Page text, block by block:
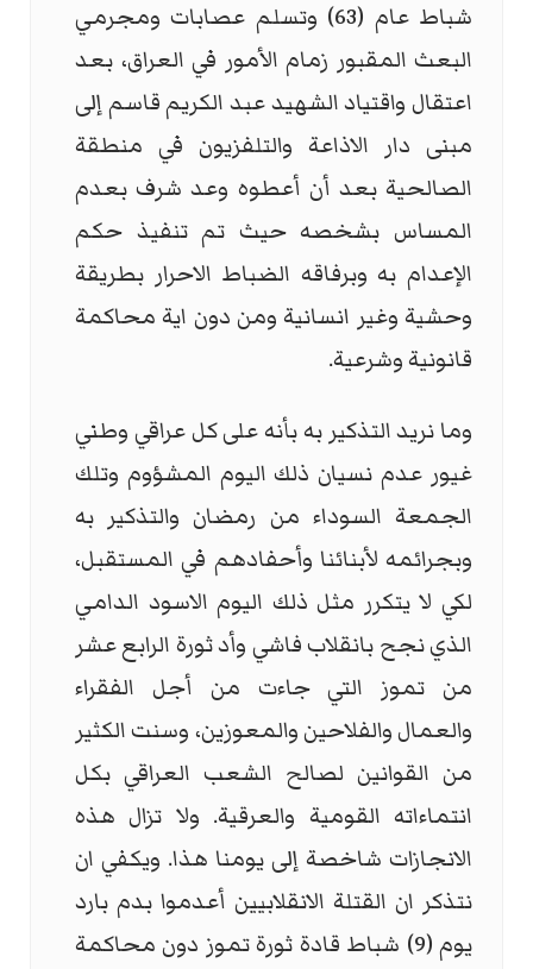
شباط عام (63) وتسلم عصابات ومجرمي
البعث المقبور زمام الأمور في العراق، بعد
اعتقال واقتياد الشهيد عبد الكريم قاسم إلى
مبنى دار الاذاعة والتلفزيون في منطقة
الصالحية بعد أن أعطوه وعد شرف بعدم
المساس بشخصه حيث تم تنفيذ حكم
الإعدام به وبرفاقه الضباط الاحرار بطريقة
وحشية وغير انسانية ومن دون اية محاكمة
قانونية وشرعية.
وما نريد التذكير به بأنه على كل عراقي وطني
غيور عدم نسيان ذلك اليوم المشؤوم وتلك
الجمعة السوداء من رمضان والتذكير به
وبجرائمه لأبنائنا وأحفادهم في المستقبل،
لكي لا يتكرر مثل ذلك اليوم الاسود الدامي
الذي نجح بانقلاب فاشي وأد ثورة الرابع عشر
من تموز التي جاءت من أجل الفقراء
والعمال والفلاحين والمعوزين، وسنت الكثير
من القوانين لصالح الشعب العراقي بكل
انتماءاته القومية والعرقية. ولا تزال هذه
الانجازات شاخصة إلى يومنا هذا. ويكفي ان
نتذكر ان القتلة الانقلابيين أعدموا بدم بارد
يوم (9) شباط قادة ثورة تموز دون محاكمة